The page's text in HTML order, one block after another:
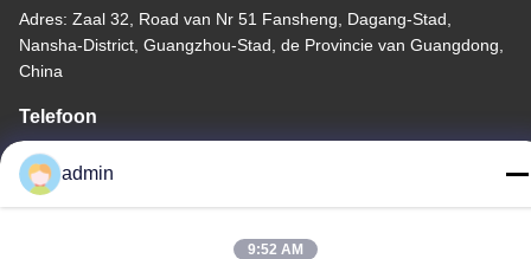
Adres: Zaal 32, Road van Nr 51 Fansheng, Dagang-Stad,
Nansha-District, Guangzhou-Stad, de Provincie van Guangdong,
China
Telefoon
86-20-34989160
admin
9:52 AM